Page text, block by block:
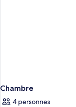
Chambre
4 personnes